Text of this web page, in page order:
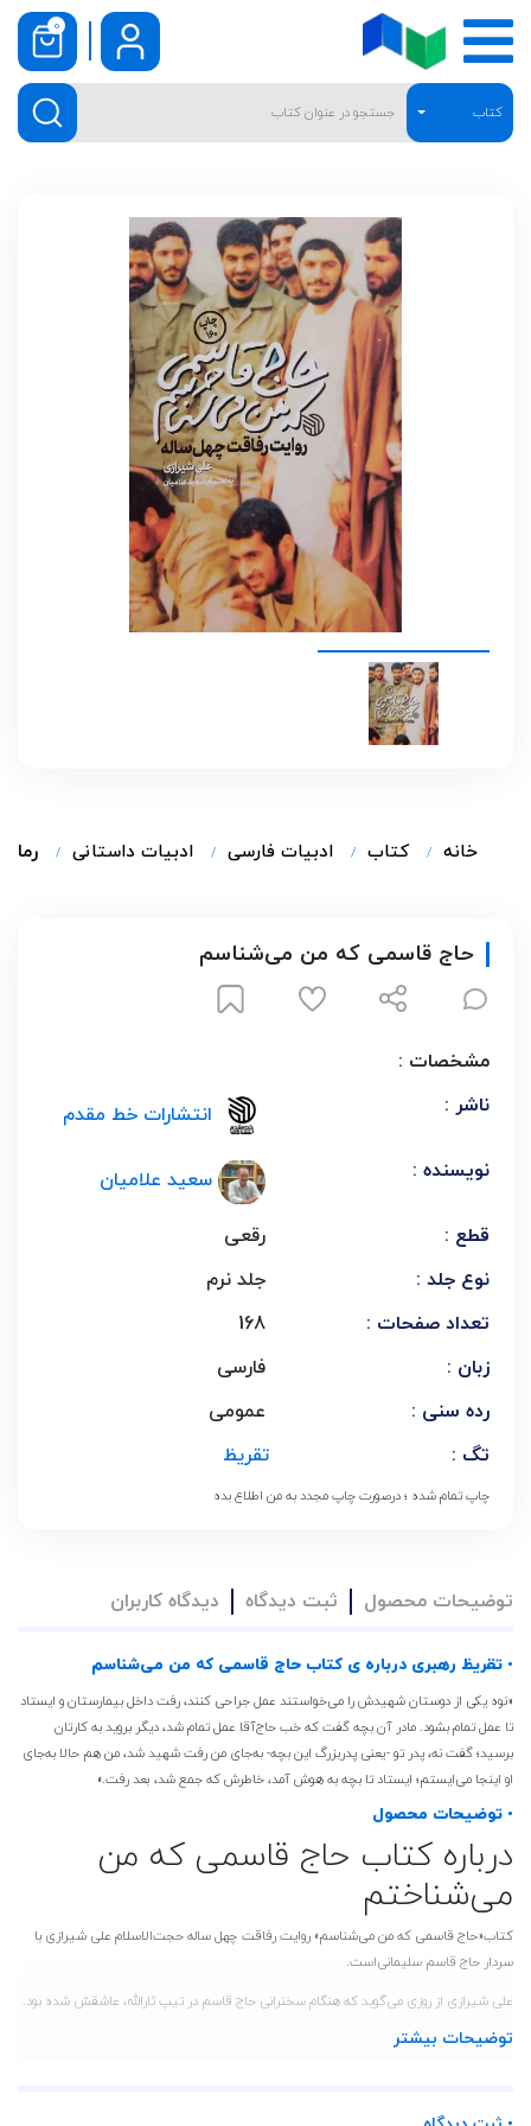
کتاب
0
خانه کتاب ادبیات فارسی ادبیات داستانی رمان
حاج قاسمی که من می‌شناسم
مشخصات :
ناشر :
انتشارات خط مقدم
نویسنده : سعید علامیان
قطع :
رقعی
نوع جلد :
جلد نرم
تعداد صفحات :
168
زبان :
فارسی
رده سنی :
عمومی
تگ :
تقریظ
چاپ تمام شده ؛ درصورت چاپ مجدد به من اطلاع بده
توضیحات محصول ثبت دیدگاه دیدگاه کاربران
• تقریظ رهبری درباره ی کتاب حاج قاسمی که من می‌شناسم
«نوه‌ یکی از دوستان شهیدش را می‌خواستند عمل جراحی کنند، رفت داخل بیمارستان و ایستاد
تا عمل تمام بشود. مادر آن بچه گفت که خب حاج‌آقا عمل تمام شد، دیگر بروید به کارتان
برسید؛ گفت نه، پدر تو -یعنی پدربزرگ این بچه- به‌جای من رفت شهید شد، من هم حالا به‌جای
او اینجا می‌ایستم؛ ایستاد تا بچه به هوش آمد، خاطرش که جمع شد، بعد رفت.»
• توضیحات محصول
درباره کتاب حاج قاسمی که من
می‌شناختم
کتاب«حاج قاسمی که من می‌شناسم» روایت رفاقت چهل ساله حجت‌الاسلام علی شیرازی با
سردار حاج قاسم سلیمانی‌است.
علی شیرازی از روزی می‌گوید که هنگام سخنرانی حاج قاسم در تیپ ثارالله، عاشقش شده بود.
تیپ تبدیل به لشکر شده بود و دل علی شیرازی بیشتر با دل سلیمانی گره می‌خورد. او از شبی
می‌گوید که خبر شهادت این بزرگ مرد را بدو می‌دهند و او دیوانه‌وار سعی می‌کند که به خود
توضیحات بیشتر